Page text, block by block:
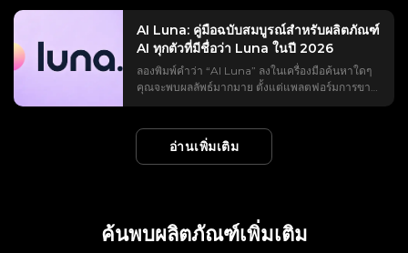
ของ Higgsfield จำลองเส้นทางการเคลื่อนที่ของกล้อง
ตามหลักฟิสิกส์หนึ่งเส้นทางด้วยภูมิประเทศสไตล์
ดาวเทียม ทำให้การเปลี่ยนแปลงขนาดดูเป็น
ธรรมชาติ ไม่ใช่การตัดต่อ เหตุผลที่มันกำลังเป็นไวรัล
บน TikTok, Reels และ Shorts เอฟเฟ็กต์นี้ได้ผล
เพราะมันเป็นการเปิดเผยที่ดึงดูดความสนใจจนหยุดดู
ธรรมดาให้กลายเป็นภาพระดับดาวเคราะห์ ซึ่งเป็นสิ่ง
ที่อัลกอริทึมของฟีดให้รางวัลอย่างแท้จริง ผู้สร้างมัก
เดียว ซึ่งเป็นสัญญาณที่ดีว่าความต้องการ (และ
ปริมาณการค้นหา) นั้นมีอยู่จริง โปรแกรม Higgsfield
สมบูรณ์แล้วให้คุณ AI ที่ใช้งานได้จริงในประโยค
เดียว (เอเจนต์ vs แชทบอท) แชทบอทจะตอบกลับ
การกระทำที่สามารถดำเนินการได้ ฟังก์ชันนี้ใช้งาน
ได้กับแอปพลิเคชันที่เชื่อมต่อและคอมพิวเตอร์เสมือน
ประเด็นสำคัญทั้งหมด และเป็นมุมมองหลักสำหรับทุก
สิ่งที่จะกล่าวถึงต่อไป Runable เทียบกับ Run:ai
เทียบกับ LangChain ชื่อ “Runnable” กับ
และเป็นตัวแทนในรีวิวนี้ Run:ai เป็นแพลตฟอร์ม
นอกจากนี้ยังสร้างภาพด้วย AI อีกด้วย แนวคิดนั้น
เรียบง่าย: วิดีโอคุณภาพระดับสตูดิโอบนโทรศัพท์ของ
คุณ ไม่จำเป็นต้องมีทักษะการตัดต่อ และมีนางแบบ
ชั้นนำมากมายรวมอยู่ในแพ็กเกจเดียว แทนที่จะต้อง
ล็อกอินแยกกันถึงห้าบัญชี ในทางปฏิบัติ คุณเพียงแค่
รูปภาพเป็นกรอบเริ่มต้น) แล้วปล่อยให้โปรแกรมสร้าง
ภาพขึ้นมา แอปสำเร็จรูปช่วยจัดการเอฟเฟ็กต์ไวรัล
ได้ด้วยการแตะเพียงครั้งเดียว ซึ่งเป็นวิธีที่คนส่วน
Technologies (15557640 Canada Inc.) ซึ่งตั้งอยู่ใน
เมืองมอนทรีออล และเวอร์ชันแรกจะวางจำหน่ายใน
ไป ผลลัพธ์ที่ได้อาจดูไม่ชัด แข็งทื่อ หรือตกยุคไปเลย
คู่มือนี้จะช่วยคุณค้นหาพรอมต์ AI ของ Viggle ที่ใช้
งานได้จริงตามหมวดหมู่ เพื่อให้คุณสามารถคัดลอก
วาง ปรับแต่ง และสร้างสรรค์ผลงานได้เร็วขึ้นสำหรับ
TikTok, Instagram Reels, YouTube Shorts, มีม,
วิดีโอตัดต่อโดยแฟนคลับ, มิวสิกวิดีโอ และแอนิเมชั่น
ตัวละคร ข้อความแจ้งเตือน AI ของ Viggle อยู่
ที่ไหน? คุณสามารถค้นหาคลิปวิดีโอแนะนำการใช้
งาน AI ที่พร้อมใช้งานได้สองแห่งหลักๆ บนเว็บไซต์
อย่างเป็นทางการของ Viggle AI คำแนะนำเหล่านี้มา
แรก: บนหน้าแรก หลังจากเข้าสู่เว็บไซต์อย่างเป็น
ทางการของ Viggle AI แล้ว ให้เลื่อนลงมาจนกว่าจะ
คุณรู้ว่าวิดีโอ Veo 3 หนึ่งคลิปใช้เครดิตถึง 140
เครดิต ในขณะที่ผู้สมัครใหม่จะได้รับเพียง 30 เครดิต
เท่านั้น แพลตฟอร์ม AI เกือบทุกแพลตฟอร์มโฆษณา
ตัวเองว่าเป็น "ฟรี" แต่กลับให้ผลลัพธ์เพียงเล็กน้อย
ก่อนที่จะแสดงหน้าจอให้ชำระเงิน EaseMate ใช้
กลยุทธ์ที่คล้ายคลึงกัน แต่กลไกการสะสมเครดิตของ
มันนั้นใจกว้างกว่าแอปส่วนใหญ่ หากคุณเรียนรู้ระบบ
ฟรีสำหรับ EaseMate AI ต้นทุนที่แท้จริงของแต่ละ
ฟีเจอร์ ระยะเวลาหมดอายุที่ต้องระวัง และกลยุทธ์ใน
ไม่ต้องเสียเงินสักบาท EaseMate AI คืออะไร?
EaseMate AI ทำหน้าที่เป็นศูนย์กลางแบบครบวงจร
AI Luna: คู่มือฉบับสมบูรณ์สำหรับผลิตภัณฑ์
AI ทุกตัวที่มีชื่อว่า Luna ในปี 2026
ลองพิมพ์คำว่า “AI Luna” ลงในเครื่องมือค้นหาใดๆ
คุณจะพบผลลัพธ์มากมาย ตั้งแต่แพลตฟอร์มการขาย
ราคา 41,000 ดอลลาร์ ทั้งหมดนี้อยู่ในหน้าเดียวกัน
มีผลิตภัณฑ์ที่ไม่เกี่ยวข้องกันมากกว่า 15 รายการที่ใช้
ชื่อ "Luna" ในระบบ AI ทำให้เกิดความสับสนใน
ทำแผนผังผลิตภัณฑ์หลักทั้งหมดของ AI Luna ในปี
2026 โดยแบ่งตามหมวดหมู่ เพื่อให้คุณสามารถ
อ่านเพิ่มเติม
ค้นพบผลิตภัณฑ์เพิ่มเติม